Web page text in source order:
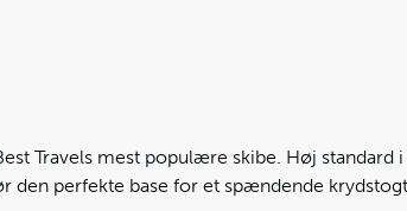
Travels mest populære skibe. Høj
den perfekte base for et spændende